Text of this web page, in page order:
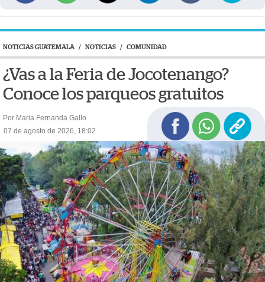
NOTICIAS GUATEMALA / NOTICIAS / COMUNIDAD
¿Vas a la Feria de Jocotenango?
Conoce los parqueos gratuitos
Por Maria Fernanda Gallo
07 de agosto de 2026, 18:02